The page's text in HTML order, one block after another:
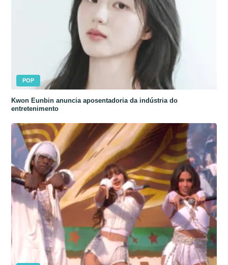
POP
Kwon Eunbin anuncia aposentadoria da indústria do
entretenimento